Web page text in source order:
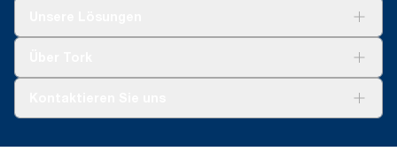
Spenderreklamation
+43 (0) 8 10-22 00 84